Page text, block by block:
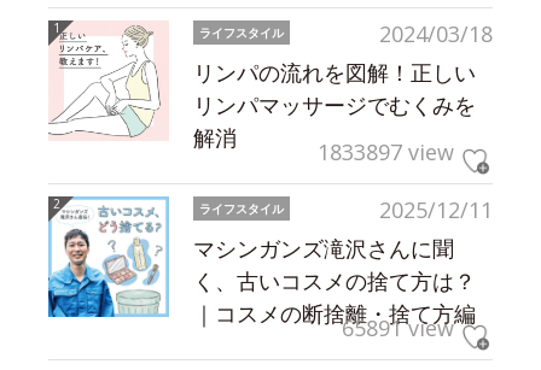
2024/03/18
ライフスタイル
リンパの流れを図解！正しい
リンパマッサージでむくみを
解消
1833897 view
2025/12/11
ライフスタイル
マシンガンズ滝沢さんに聞
く、古いコスメの捨て方は？
｜コスメの断捨離・捨て方編
65891 view